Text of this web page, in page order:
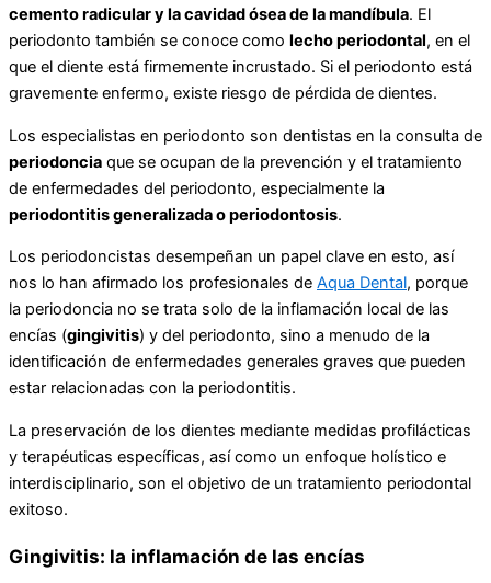
cemento radicular y la cavidad ósea de la mandíbula. El
periodonto también se conoce como lecho periodontal, en el
que el diente está firmemente incrustado. Si el periodonto está
gravemente enfermo, existe riesgo de pérdida de dientes.
Los especialistas en periodonto son dentistas en la consulta de
periodoncia que se ocupan de la prevención y el tratamiento
de enfermedades del periodonto, especialmente la
periodontitis generalizada o periodontosis.
Los periodoncistas desempeñan un papel clave en esto, así
nos lo han afirmado los profesionales de Aqua Dental, porque
la periodoncia no se trata solo de la inflamación local de las
encías (gingivitis) y del periodonto, sino a menudo de la
identificación de enfermedades generales graves que pueden
estar relacionadas con la periodontitis.
La preservación de los dientes mediante medidas profilácticas
y terapéuticas específicas, así como un enfoque holístico e
interdisciplinario, son el objetivo de un tratamiento periodontal
exitoso.
Gingivitis: la inflamación de las encías